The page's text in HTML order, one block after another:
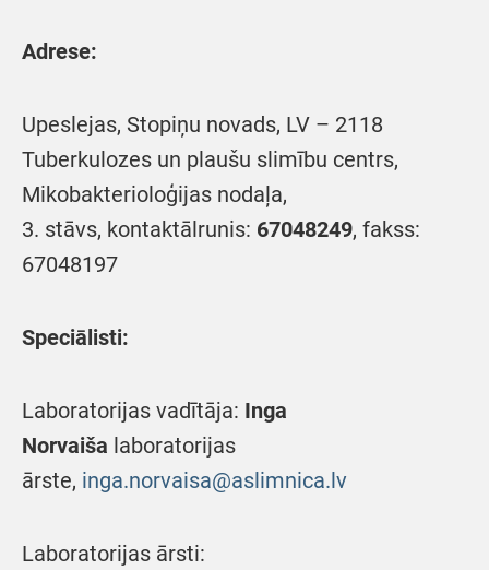
Adrese:
Upeslejas, Stopiņu novads, LV – 2118
Tuberkulozes un plaušu slimību centrs,
Mikobakterioloģijas nodaļa,
3. stāvs, kontaktālrunis: 67048249, fakss:
67048197
Speciālisti:
Laboratorijas vadītāja: Inga
Norvaiša laboratorijas
ārste, inga.norvaisa@aslimnica.lv
Laboratorijas ārsti: